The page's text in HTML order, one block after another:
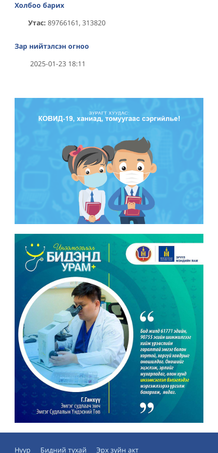
Холбоо барих
Утас: 89766161, 313820
Зар нийтэлсэн огноо
2025-01-23 18:11
Нүүр Бидний тухай Эрх зүйн акт